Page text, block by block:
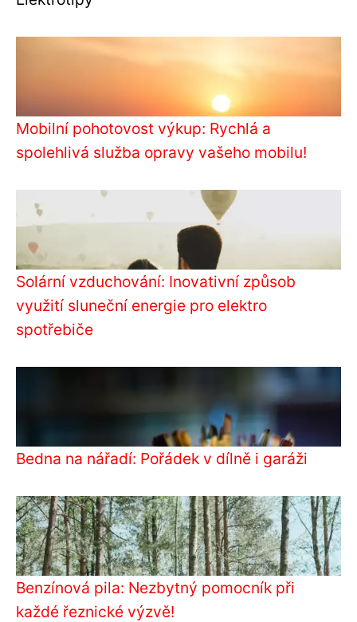
Mobilní pohotovost výkup: Rychlá a
spolehlivá služba opravy vašeho mobilu!
Solární vzduchování: Inovativní způsob
využití sluneční energie pro elektro
spotřebiče
Bedna na nářadí: Pořádek v dílně i garáži
Benzínová pila: Nezbytný pomocník při
každé řeznické výzvě!